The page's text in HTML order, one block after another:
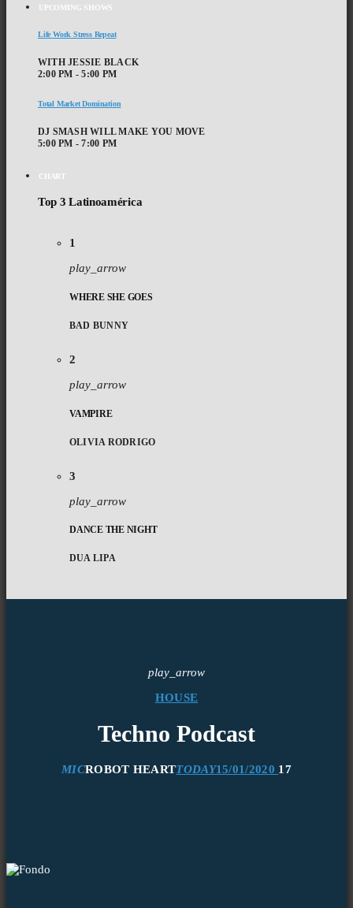
UPCOMING SHOWS
Life Work Stress Repeat
WITH JESSIE BLACK
2:00 PM - 5:00 PM
Total Market Domination
DJ SMASH WILL MAKE YOU MOVE
5:00 PM - 7:00 PM
CHART
Top 3 Latinoamérica
1
play_arrow
WHERE SHE GOES
BAD BUNNY
2
play_arrow
VAMPIRE
OLIVIA RODRIGO
3
play_arrow
DANCE THE NIGHT
DUA LIPA
play_arrow
HOUSE
Techno Podcast
MICROBOT HEARTTODAY15/01/2020 17